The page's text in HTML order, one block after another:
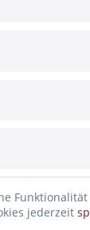
jederzeit